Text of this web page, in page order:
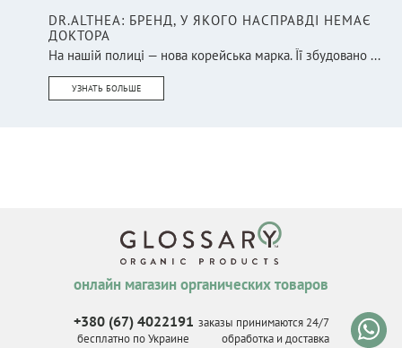
DR.ALTHEA: БРЕНД, У ЯКОГО НАСПРАВДІ НЕМАЄ
ДОКТОРА
На нашій полиці — нова корейська марка. Її збудовано ...
УЗНАТЬ БОЛЬШЕ
онлайн магазин органических товаров
+380 (67) 4022191
бесплатно по Украине
заказы принимаются 24/7
обработка и доставка